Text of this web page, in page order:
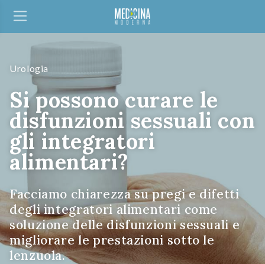
Urologia
Si possono curare le
disfunzioni sessuali con
gli integratori
alimentari?
Facciamo chiarezza su pregi e difetti
degli integratori alimentari come
soluzione delle disfunzioni sessuali e
migliorare le prestazioni sotto le
lenzuola.